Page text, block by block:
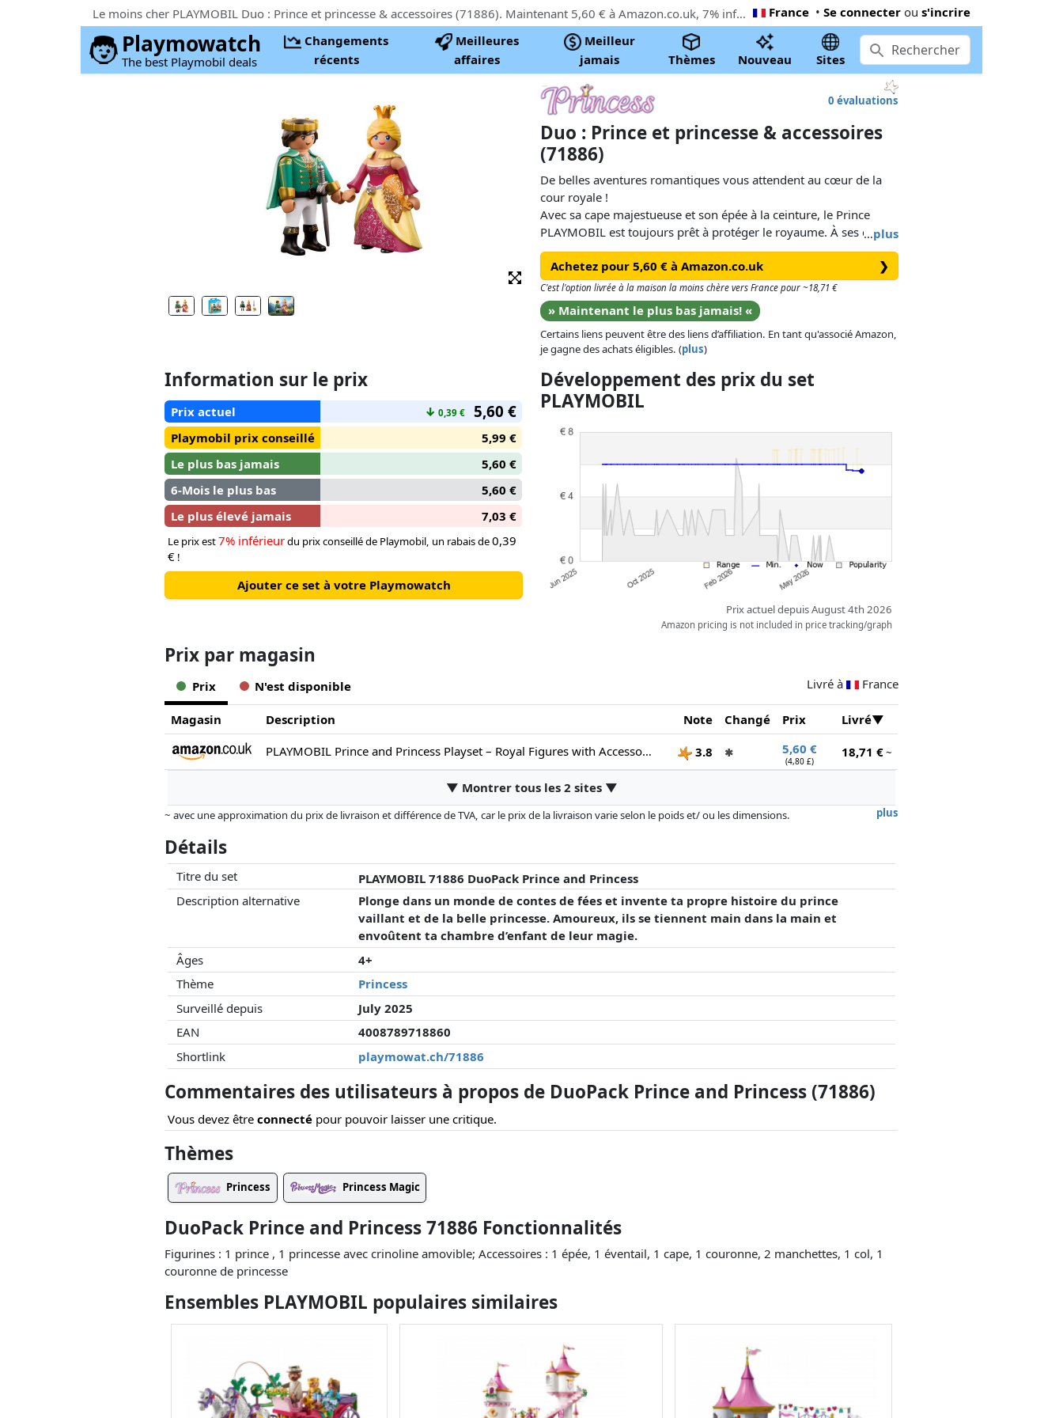
Le moins cher PLAYMOBIL Duo : Prince et princesse & accessoires (71886). Maintenant 5,60 € à Amazon.co.uk, 7% inférieur le Playmobil prix conseillé France • Se connecter ou s'incrire
Playmowatch
The best Playmobil deals
Changements
récents
Meilleures
affaires
Meilleur
jamais
Thèmes Nouveau Sites
0 évaluations
Duo : Prince et princesse & accessoires
(71886)
…plus
De belles aventures romantiques vous attendent au cœur de la
cour royale !
Avec sa cape majestueuse et son épée à la ceinture, le Prince
PLAYMOBIL est toujours prêt à protéger le royaume. À ses côtés,
la Princesse, gracieuse et raffinée, rayonne avec sa jupe à cerceau
amovible et son délicat éventail. Qu’ils assistent à un grand bal
ou se promènent dans des jardins enchantés, c’est à vous
d’imaginer leur histoire.
Les DuoPacks PLAYMOBIL offrent un concentré de magie dans
un format compact – parfaits pour stimuler l’imagination et
recréer des scènes féeriques. Ce joli coffret plonge les enfants
dans l’univers merveilleux des contes de fées, où les histoires
n’ont pas de fin.
Achetez pour 5,60 € à Amazon.co.uk ❯
C'est l'option livrée à la maison la moins chère vers France pour ~18,71 €
» Maintenant le plus bas jamais! «
Certains liens peuvent être des liens d’affiliation. En tant qu'associé Amazon,
je gagne des achats éligibles. (plus)
Information sur le prix
Prix actuel ↓ 0,39 € 5,60 €
Playmobil prix conseillé
5,99 €
Le plus bas jamais
5,60 €
6-Mois le plus bas
5,60 €
Le plus élevé jamais
7,03 €
Le prix est7% inférieurdu prix conseillé de Playmobil, un rabais de0,39
€ !
Ajouter ce set à votre Playmowatch
Développement des prix du set
PLAYMOBIL
Prix actuel depuis August 4th 2026
Amazon pricing is not included in price tracking/graph
Prix ​​par magasin
Prix N'est disponible Livré à France
Magasin Description Note Changé Prix
Livré
PLAYMOBIL Prince and Princess Playset – Royal Figures with Accessories for Imaginative Role Play – Fantasy Toy for Kids Ages 4+
3.8 ✱ 5,60 €
(4,80 £)
18,71 €~
▼ Montrer tous les 2 sites ▼
plus
~ avec une approximation du prix de livraison et différence de TVA, car le prix de la livraison varie selon le poids et/ ou les dimensions.
aucune influence sur celui-ci. Ce n'est qu'à prix égaux que les réalisations historiques peuvent influencer l'ordre.
Détails
Titre du set
PLAYMOBIL 71886 DuoPack Prince and Princess
Description alternative
Plonge dans un monde de contes de fées et invente ta propre histoire du prince
vaillant et de la belle princesse. Amoureux, ils se tiennent main dans la main et
envoûtent ta chambre d’enfant de leur magie.
Âges
4+
Thème
Princess
Surveillé depuis
July 2025
EAN
4008789718860
Shortlink
playmowat.ch/71886
Commentaires des utilisateurs à propos de DuoPack Prince and Princess (71886)
Vous devez être connecté pour pouvoir laisser une critique.
Thèmes
Princess Princess Magic
DuoPack Prince and Princess 71886 Fonctionnalités
Figurines : 1 prince , 1 princesse avec crinoline amovible; Accessoires : 1 épée, 1 éventail, 1 cape, 1 couronne, 2 manchettes, 1 col, 1
couronne de princesse
Ensembles PLAYMOBIL populaires similaires